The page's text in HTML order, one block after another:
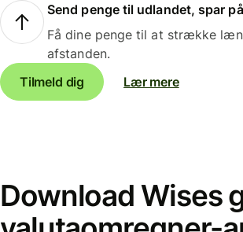
Send penge til udlandet, spar
Få dine penge til at strække
afstanden.
Tilmeld dig
Lær mere
Download Wises